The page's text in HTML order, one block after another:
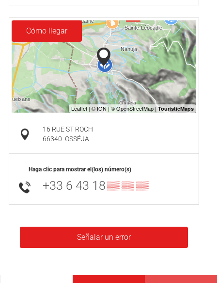
Cómo llegar
16 RUE ST ROCH
66340 OSSÉJA
Haga clic para mostrar el(los) número(s)
+33 6 43 18▒▒ ▒▒ ▒▒
Señalar un error